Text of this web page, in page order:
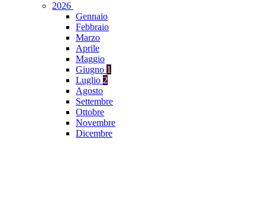
2026
Gennaio
Febbraio
Marzo
Aprile
Maggio
Giugno 1
Luglio 2
Agosto
Settembre
Ottobre
Novembre
Dicembre